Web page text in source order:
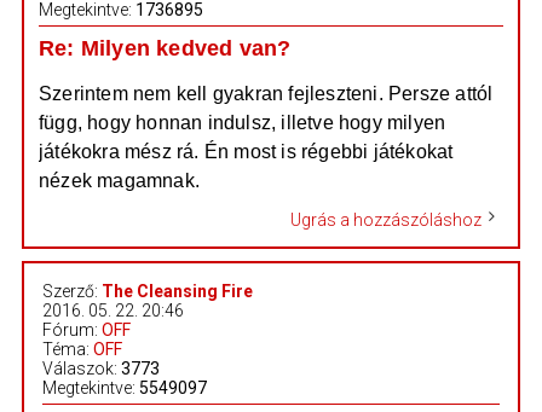
Megtekintve: 1736895
Re: Milyen kedved van?
Szerintem nem kell gyakran fejleszteni. Persze attól
függ, hogy honnan indulsz, illetve hogy milyen
játékokra mész rá. Én most is régebbi játékokat
nézek magamnak.
Ugrás a hozzászóláshoz
Szerző: The Cleansing Fire
2016. 05. 22. 20:46
Fórum: OFF
Téma: OFF
Válaszok: 3773
Megtekintve: 5549097